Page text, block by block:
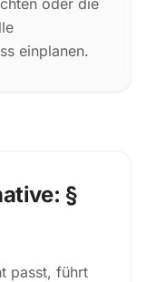
oder die
einplanen.
§
passt, führt